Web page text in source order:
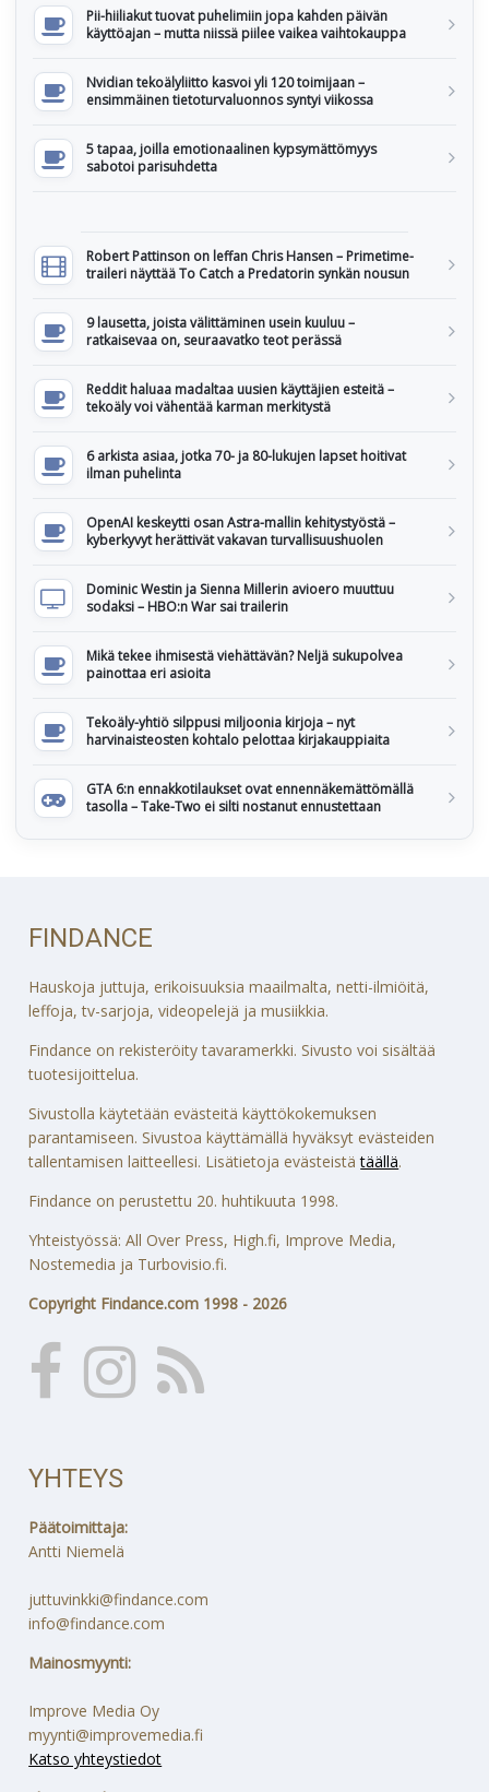
Pii-hiiliakut tuovat puhelimiin jopa kahden päivän
käyttöajan – mutta niissä piilee vaikea vaihtokauppa
Nvidian tekoälyliitto kasvoi yli 120 toimijaan –
ensimmäinen tietoturvaluonnos syntyi viikossa
5 tapaa, joilla emotionaalinen kypsymättömyys
sabotoi parisuhdetta
Robert Pattinson on leffan Chris Hansen – Primetime-
traileri näyttää To Catch a Predatorin synkän nousun
9 lausetta, joista välittäminen usein kuuluu –
ratkaisevaa on, seuraavatko teot perässä
Reddit haluaa madaltaa uusien käyttäjien esteitä –
tekoäly voi vähentää karman merkitystä
6 arkista asiaa, jotka 70- ja 80-lukujen lapset hoitivat
ilman puhelinta
OpenAI keskeytti osan Astra-mallin kehitystyöstä –
kyberkyvyt herättivät vakavan turvallisuushuolen
Dominic Westin ja Sienna Millerin avioero muuttuu
sodaksi – HBO:n War sai trailerin
Mikä tekee ihmisestä viehättävän? Neljä sukupolvea
painottaa eri asioita
Tekoäly-yhtiö silppusi miljoonia kirjoja – nyt
harvinaisteosten kohtalo pelottaa kirjakauppiaita
GTA 6:n ennakkotilaukset ovat ennennäkemättömällä
tasolla – Take-Two ei silti nostanut ennustettaan
FINDANCE
Hauskoja juttuja, erikoisuuksia maailmalta, netti-ilmiöitä,
leffoja, tv-sarjoja, videopelejä ja musiikkia.
Findance on rekisteröity tavaramerkki. Sivusto voi sisältää
tuotesijoittelua.
Sivustolla käytetään evästeitä käyttökokemuksen
parantamiseen. Sivustoa käyttämällä hyväksyt evästeiden
tallentamisen laitteellesi. Lisätietoja evästeistätäällä.
Findance on perustettu 20. huhtikuuta 1998.
Yhteistyössä: All Over Press, High.fi, Improve Media,
Nostemedia ja Turbovisio.fi.
Copyright Findance.com 1998 - 2026
YHTEYS
Päätoimittaja:
Antti Niemelä
juttuvinkki@findance.com
info@findance.com
Mainosmyynti:
Improve Media Oy
myynti@improvemedia.fi
Katso yhteystiedot